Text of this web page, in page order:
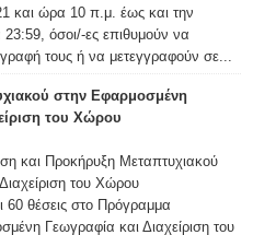
και ώρα 10 π.μ. έως και την
όσοι/-ες επιθυμούν να
τους ή να μετεγγραφούν σε...
στην Εφαρμοσμένη
του Χώρου
και Προκήρυξη Μεταπτυχιακού
του Χώρου
θέσεις στο Πρόγραμμα
Γεωγραφία και Διαχείριση του